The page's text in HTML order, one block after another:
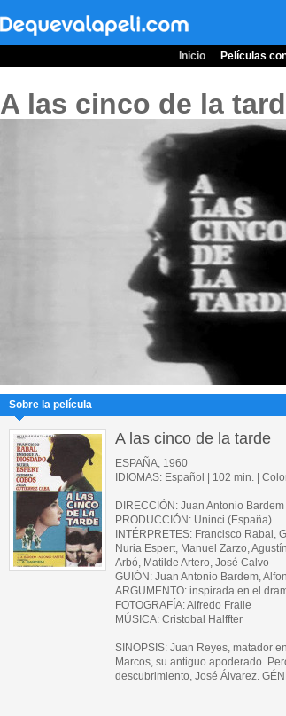
Inicio Películas
A las cinco de la
Sobre la película
A las cinco de la tarde
ESPAÑA, 1960
IDIOMAS: Español | 102 min. |
DIRECCIÓN: Juan Antonio Bardem
PRODUCCIÓN: Uninci (España)
INTÉRPRETES: Francisco Rabal,
Nuria Espert, Manuel Zarzo,
Arbó, Matilde Artero, José Calvo
GUIÓN: Juan Antonio Bardem,
ARGUMENTO: inspirada en el
FOTOGRAFÍA: Alfredo Fraile
MÚSICA: Cristobal Halffter
SINOPSIS: Juan Reyes, matador
Marcos, su antiguo apoderado.
descubrimiento, José Álvarez.